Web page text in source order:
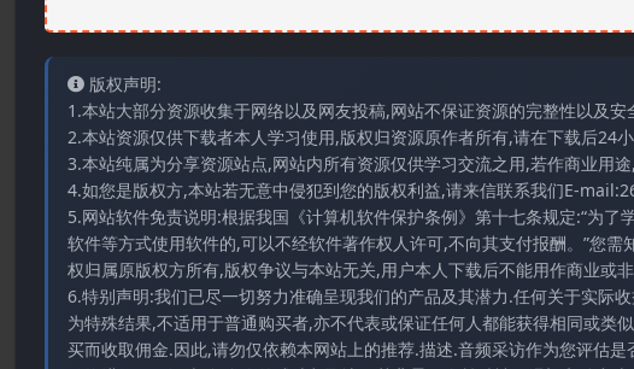
版权声明:
1.本站大部分资源收集于网络以及网友投稿,网站不保证资源的完整性以及安
2.本站资源仅供下载者本人学习使用,版权归资源原作者所有,请在下载后24
3.本站纯属为分享资源站点,网站内所有资源仅供学习交流之用,若作商业用
4.如您是版权方,本站若无意中侵犯到您的版权利益,请来信联系我们E-
5.网站软件免责说明:根据我国《计算机软件保护条例》第十七条规定:“为
软件等方式使用软件的,可以不经软件著作权人许可,不向其支付报酬。”您
权归属原版权方所有,版权争议与本站无关,用户本人下载后不能用作商业或
6.特别声明:我们已尽一切努力准确呈现我们的产品及其潜力.任何关于实际
为特殊结果,不适用于普通购买者,亦不代表或保证任何人都能获得相同或类
买而收取佣金.因此,请勿仅依赖本网站上的推荐.描述.音频采访作为您评估